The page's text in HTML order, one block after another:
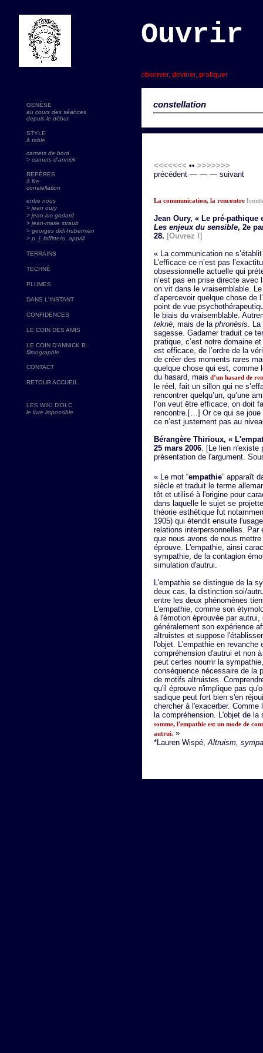
constellation
observer, deviner, pratiquer
GENÈSE
au cours des séances
depuis le début
STYLE
à table
carnets de bord
> carnets d'annick
REPÈRES
à lire
constellation
entre nous
> jean oury
> jean-luc godard
> jean-marie straub
> georges didi-huberman
> p. j. laffitte/o. apprill
TERRAINS
TECHNÈ
PLUMES
DANS L'INSTANT
CONFIDENCES
LE COIN DES AMIS
LE COIN D'ANNICK B.
filmographie
CONTACT
RETOUR ACCUEIL
LES WIKI D'OLC
le livre impossible
<<<<<<< •• >>>>>>>
précédent — — — suivant
La communication, la rencontre
Jean Oury, « Le pré-
Les enjeux du sensible, 2e
28. [Ouvrez !]
« La communication ne
L’efficace ce n’est pas
obsessionnelle actuelle qui
n’est pas en prise directe
on vit dans le vraisemblable.
d’apercevoir quelque chose de
point de vue
le biais du vraisemblable.
teknè, mais de la phronèsis. La
sagesse. Gadamer traduit ce
pratique, c’est notre domaine
est efficace, de l’ordre de la
de créer des moments rares
quelque chose qui est, comme
du hasard, mais d’un hasard de
le réel, fait un sillon qui ne
rencontrer quelqu’un, qu’une
l’on veut être efficace, on doit
rencontre.[…] Or ce qui se joue
ce n’est justement pas au
Bérangère Thirioux, «
25 mars 2006. [Le lien n'existe
présentation de l'argument.
« Le mot “empathie” apparaît
siècle et traduit le terme
tôt et utilisé à l'origine pour
dans laquelle le sujet se
théorie esthétique fut
1905) qui étendit ensuite
relations interpersonnelles. Par
que nous avons de nous
éprouve. L'empathie, ainsi
sympathie, de la contagion
simulation d'autrui.
L'empathie se distingue de la
deux cas, la distinction soi/
entre les deux phénomènes
L'empathie, comme son
à l'émotion éprouvée par
généralement son expérience
altruistes et suppose
l'objet. L'empathie en
compréhension d'autrui et non
peut certes nourrir la
conséquence nécessaire de la
de motifs altruistes.
qu'il éprouve n'implique pas
sadique peut fort bien s'en
chercher à l'exacerber. Comme
la compréhension. L'objet de
somme, l'empathie est un mode de
autrui. »
*Lauren Wispé, Altruism,
Ouvrir